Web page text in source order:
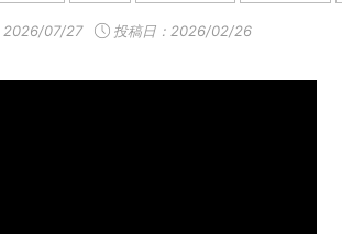
2026/07/27 投稿日：2026/02/26